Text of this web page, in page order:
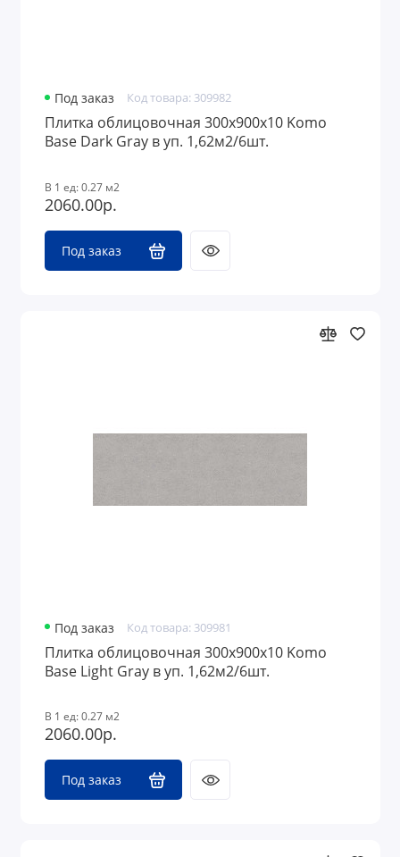
Под заказ Код товара: 309982
Плитка облицовочная 300x900х10 Komo
Base Dark Gray в уп. 1,62м2/6шт.
В 1 ед: 0.27 м2
2060.00р.
Под заказ
Под заказ Код товара: 309981
Плитка облицовочная 300x900х10 Komo
Base Light Gray в уп. 1,62м2/6шт.
В 1 ед: 0.27 м2
2060.00р.
Под заказ